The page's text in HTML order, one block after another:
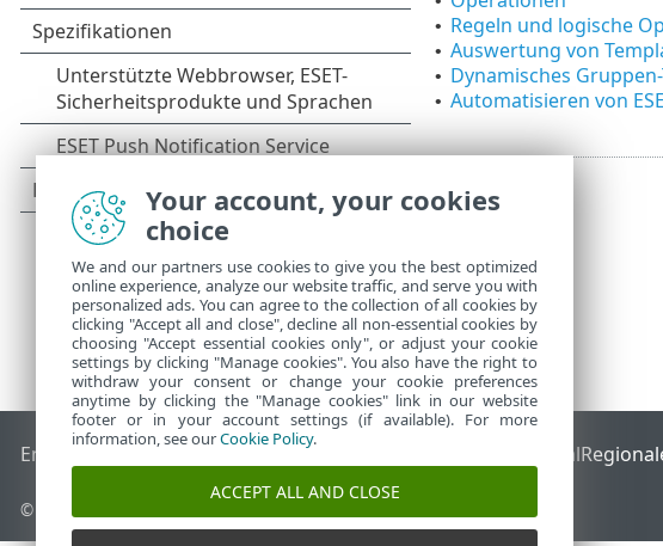
• Regeln und logische
• Auswertung von
• Dynamisches
• Automatisieren von
End of Life ESET KnowledgebaseESET-Forum ESET Status Portal
© 1992 - 2026 ESET, spol. s r. o. - Alle Rechte vorbehalten.
Your account, your cookies
choice
We and our partners use cookies to give you the best optimized
online experience, analyze our website traffic, and serve you with
personalized ads. You can agree to the collection of all cookies by
clicking "Accept all and close", decline all non-essential cookies by
choosing "Accept essential cookies only", or adjust your cookie
settings by clicking "Manage cookies". You also have the right to
withdraw your consent or change your cookie preferences
anytime by clicking the "Manage cookies" link in our website
footer or in your account settings (if available). For more
information, see ourCookie Policy.
ACCEPT ALL AND CLOSE